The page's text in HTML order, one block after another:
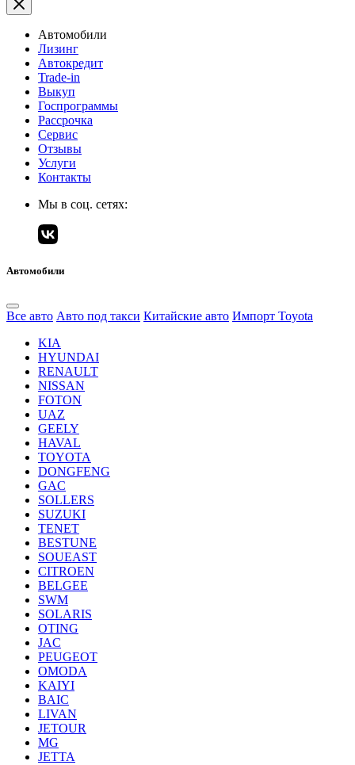
Автомобили
Лизинг
Автокредит
Trade-in
Выкуп
Госпрограммы
Рассрочка
Сервис
Отзывы
Услуги
Контакты
Мы в соц. сетях:
Автомобили
Все авто Авто под такси Китайские авто Импорт Toyota
KIA
HYUNDAI
RENAULT
NISSAN
FOTON
UAZ
GEELY
HAVAL
TOYOTA
DONGFENG
GAC
SOLLERS
SUZUKI
TENET
BESTUNE
SOUEAST
CITROEN
BELGEE
SWM
SOLARIS
OTING
JAC
PEUGEOT
OMODA
KAIYI
BAIC
LIVAN
JETOUR
MG
JETTA